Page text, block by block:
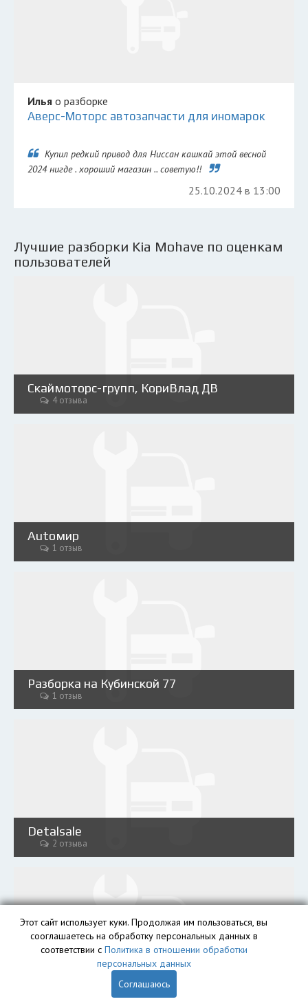
Илья о разборке
Аверс-Моторс автозапчасти для иномарок
Купил редкий привод для Ниссан кашкай этой весной
2024 нигде . хороший магазин .. советую!!
25.10.2024 в 13:00
Лучшие разборки Kia Mohave по оценкам
пользователей
Скаймоторс-групп, КориВлад ДВ
4 отзыва
Аutoмир
1 отзыв
Разборка на Кубинской 77
1 отзыв
Detalsale
2 отзыва
Этот сайт использует куки. Продолжая им пользоваться, вы
сооглашаетесь на обработку персональных данных в
соответствии с Политика в отношении обработки
персональных данных
Соглашаюсь